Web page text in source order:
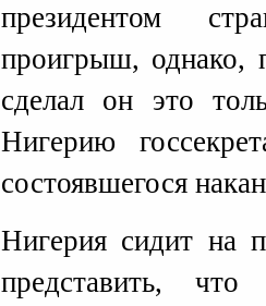
президентом
проигрыш, однако,
сделал он это
Нигерию
состоявшегося
Нигерия сидит на
представить,